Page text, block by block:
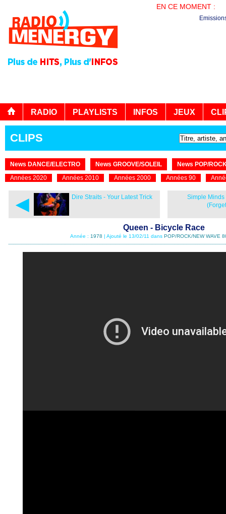
EN CE MOMENT :
RADIO PLAYLISTS INFOS JEUX
CLIPS
News DANCE/ELECTRO News GROOVE/SOLEIL
News POP/
Années 2020
Années 2010 Années 2000 Années 90
◄ Dire Straits - Your Latest Trick
Simple Minds
Queen - Bicycle Race
Année : 1978 | Ajouté le 13/02/11 dans POP/ROCK/NEW WAVE